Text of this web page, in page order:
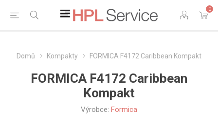
0
Domů Kompakty FORMICA F4172 Caribbean Kompakt
FORMICA F4172 Caribbean
Kompakt
Výrobce: Formica